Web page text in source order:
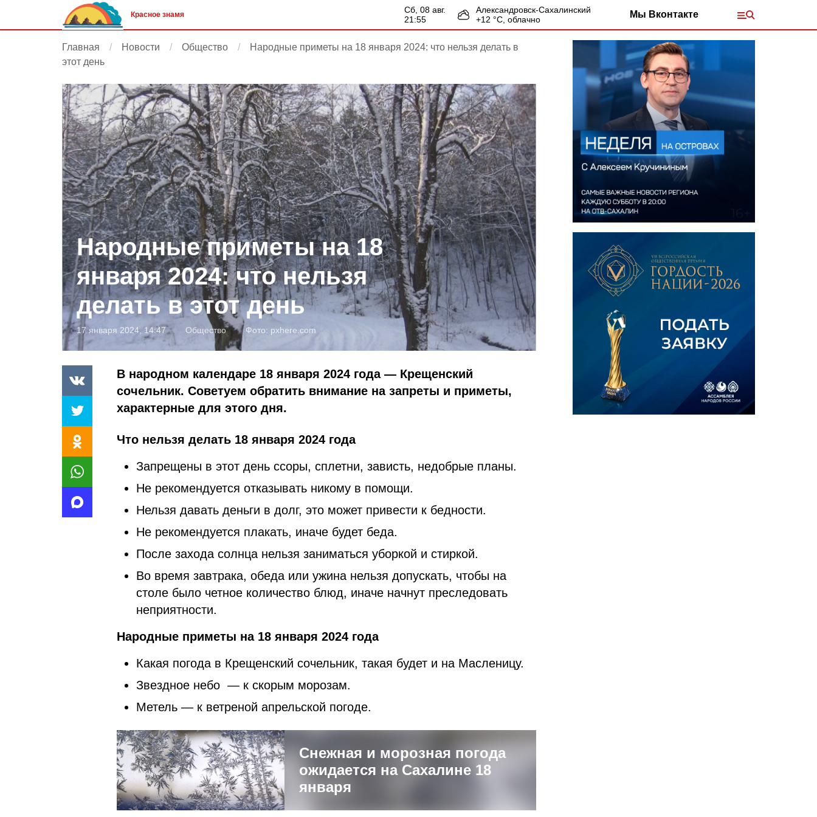
Красное знамя
сб, 08 авг.
21:55
Александровск-Сахалинский
+12 °С, облачно Мы Вконтакте
Главная Новости Общество
Народные приметы на 18 января 2024: что нельзя делать в
этот день
Народные приметы на 18
января 2024: что нельзя
делать в этот день
17 января 2024, 14:47 Общество Фото: pxhere.com
В народном календаре 18 января 2024 года — Крещенский
сочельник. Советуем обратить внимание на запреты и приметы,
характерные для этого дня.
Что нельзя делать 18 января 2024 года
Запрещены в этот день ссоры, сплетни, зависть, недобрые планы.
Не рекомендуется отказывать никому в помощи.
Нельзя давать деньги в долг, это может привести к бедности.
Не рекомендуется плакать, иначе будет беда.
После захода солнца нельзя заниматься уборкой и стиркой.
Во время завтрака, обеда или ужина нельзя допускать, чтобы на
столе было четное количество блюд, иначе начнут преследовать
неприятности.
Народные приметы на 18 января 2024 года
Какая погода в Крещенский сочельник, такая будет и на Масленицу.
Звездное небо — к скорым морозам.
Метель — к ветреной апрельской погоде.
Снежная и морозная погода
ожидается на Сахалине 18
января